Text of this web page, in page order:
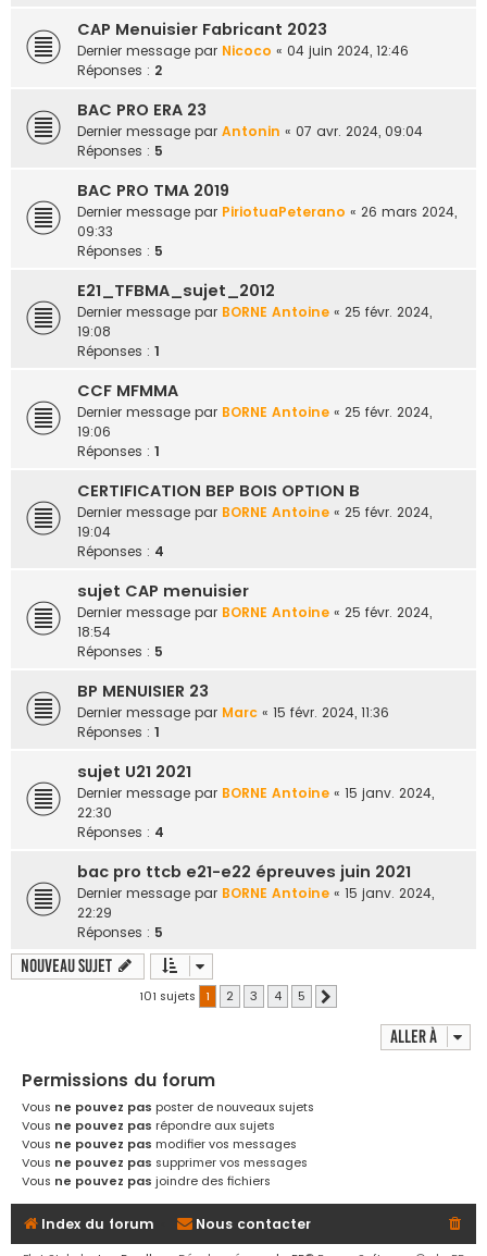
CAP Menuisier Fabricant 2023
Dernier message par Nicoco « 04 juin 2024, 12:46
Réponses : 2
BAC PRO ERA 23
Dernier message par Antonin « 07 avr. 2024, 09:04
Réponses : 5
BAC PRO TMA 2019
Dernier message par PiriotuaPeterano « 26 mars 2024,
09:33
Réponses : 5
E21_TFBMA_sujet_2012
Dernier message par BORNE Antoine « 25 févr. 2024,
19:08
Réponses : 1
CCF MFMMA
Dernier message par BORNE Antoine « 25 févr. 2024,
19:06
Réponses : 1
CERTIFICATION BEP BOIS OPTION B
Dernier message par BORNE Antoine « 25 févr. 2024,
19:04
Réponses : 4
sujet CAP menuisier
Dernier message par BORNE Antoine « 25 févr. 2024,
18:54
Réponses : 5
BP MENUISIER 23
Dernier message par Marc « 15 févr. 2024, 11:36
Réponses : 1
sujet U21 2021
Dernier message par BORNE Antoine « 15 janv. 2024,
22:30
Réponses : 4
bac pro ttcb e21-e22 épreuves juin 2021
Dernier message par BORNE Antoine « 15 janv. 2024,
22:29
Réponses : 5
Nouveau sujet
101 sujets 1 2 3 4 5
Aller à
Permissions du forum
Vous ne pouvez pas poster de nouveaux sujets
Vous ne pouvez pas répondre aux sujets
Vous ne pouvez pas modifier vos messages
Vous ne pouvez pas supprimer vos messages
Vous ne pouvez pas joindre des fichiers
Index du forum Nous contacter